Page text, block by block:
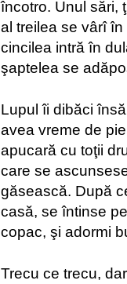
încotro. Unul sări,
al treilea se vârî în
cincilea intră în
şaptelea se
Lupul îi dibăci
avea vreme de
apucară cu toţii
care se
găsească. După
casă, se întinse
copac, şi adormi
Trecu ce trecu,